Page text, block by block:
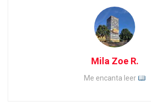
Mila Zoe R.
Me encanta leer